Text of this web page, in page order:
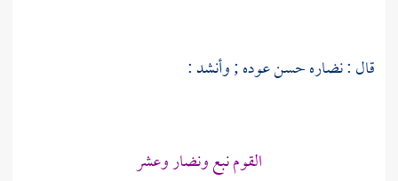
قال : نضاره حسن عوده ; وأنشد :
القوم نبع ونضار وعشر